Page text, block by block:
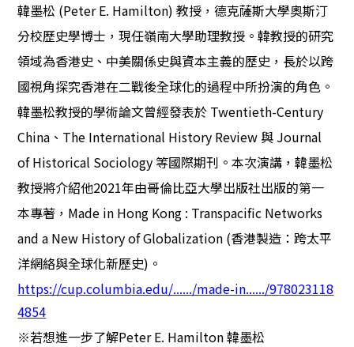
韓墨松 (Peter E. Hamilton)教授，德克薩斯大學奧斯汀
分校歷史學博士，現任嶺南大學助理教授。韓教授的研究
領域為香港史、中美關係史與資本主義的歷史，長於以跨
國視角探究香港在二戰後全球化的過程中所扮演的角色。
韓墨松教授的學術論文曾經發表於 Twentieth-Century
China 、 The International History Review 與 Journal
of Historical Sociology等國際期刊。本次演講，韓墨松
教授將介紹他2021年由哥倫比亞大學出版社出版的第一
本專著， Made in Hong Kong : Transpacific Networks
and a New History of Globalization (香港製造：跨太平
洋網絡與全球化新歷史) 。
https://cup.columbia.edu/....../made-in....../978023118
4854
※若想進一步了解Peter E. Hamilton韓墨松